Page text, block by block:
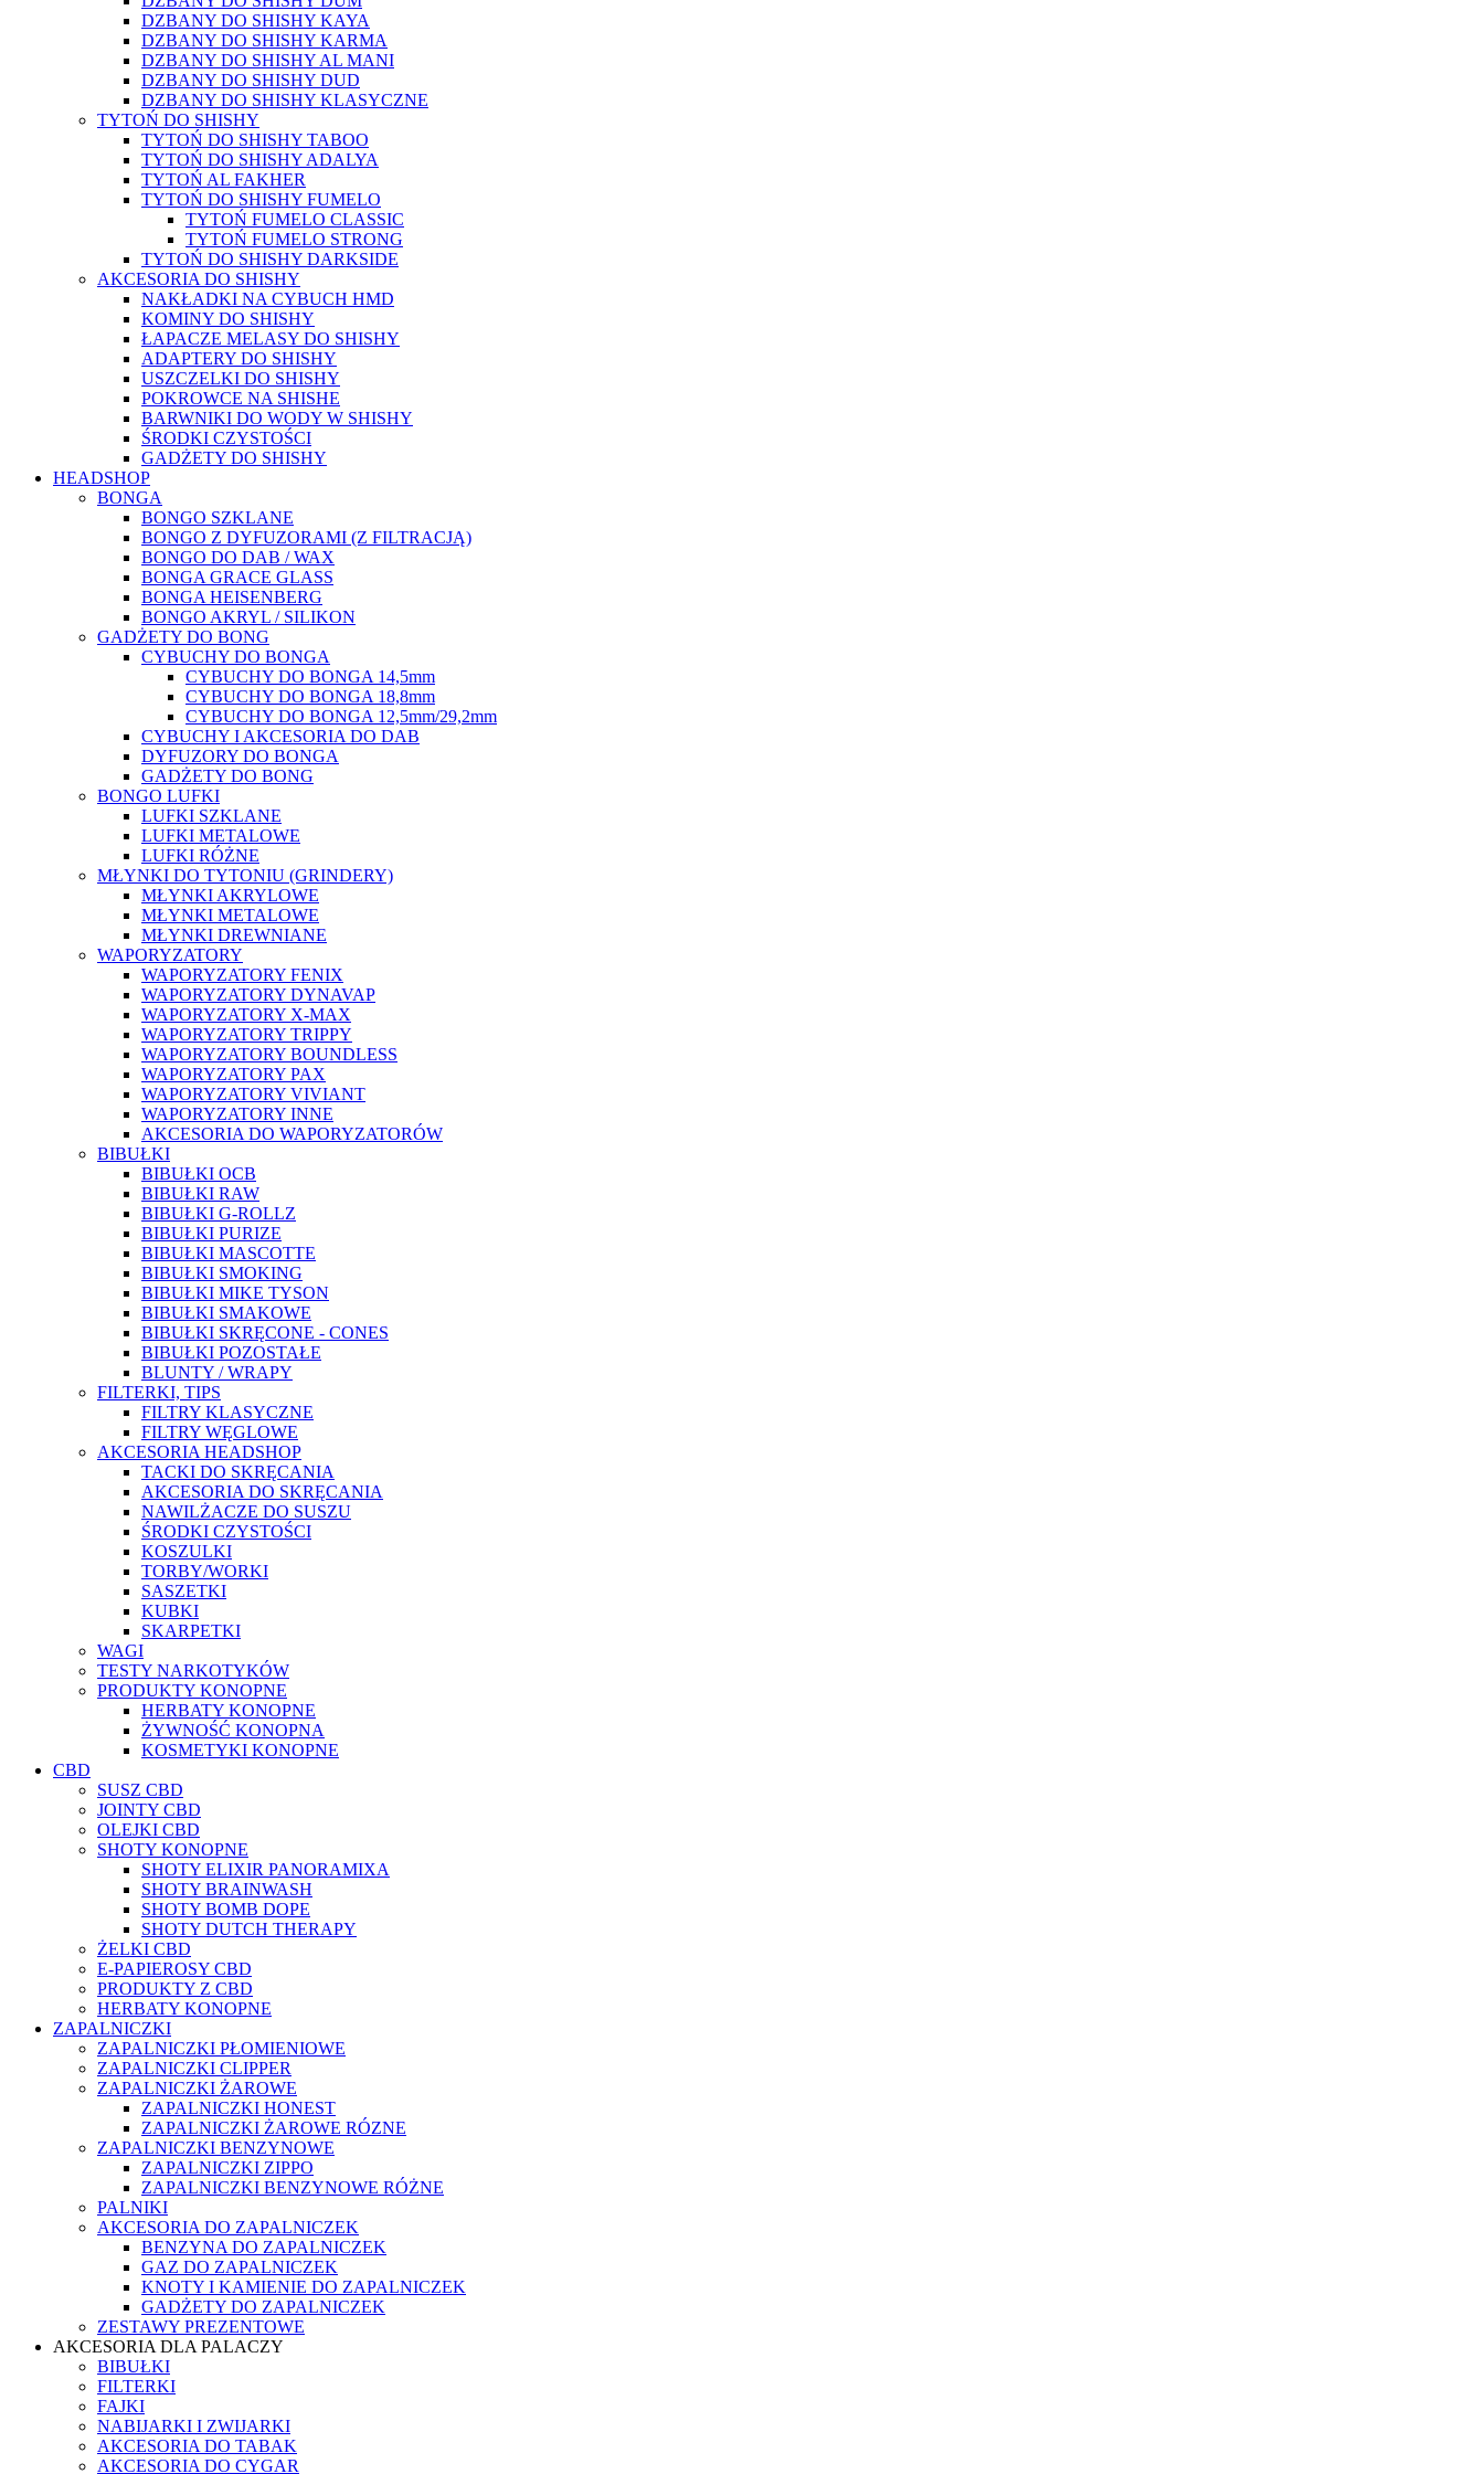
DZBANY DO SHISHY KAYA
DZBANY DO SHISHY KARMA
DZBANY DO SHISHY AL MANI
DZBANY DO SHISHY DUD
DZBANY DO SHISHY KLASYCZNE
TYTOŃ DO SHISHY
TYTOŃ DO SHISHY TABOO
TYTOŃ DO SHISHY ADALYA
TYTOŃ AL FAKHER
TYTOŃ DO SHISHY FUMELO
TYTOŃ FUMELO CLASSIC
TYTOŃ FUMELO STRONG
TYTOŃ DO SHISHY DARKSIDE
AKCESORIA DO SHISHY
NAKŁADKI NA CYBUCH HMD
KOMINY DO SHISHY
ŁAPACZE MELASY DO SHISHY
ADAPTERY DO SHISHY
USZCZELKI DO SHISHY
POKROWCE NA SHISHE
BARWNIKI DO WODY W SHISHY
ŚRODKI CZYSTOŚCI
GADŻETY DO SHISHY
HEADSHOP
BONGA
BONGO SZKLANE
BONGO Z DYFUZORAMI (Z FILTRACJĄ)
BONGO DO DAB / WAX
BONGA GRACE GLASS
BONGA HEISENBERG
BONGO AKRYL / SILIKON
GADŻETY DO BONG
CYBUCHY DO BONGA
CYBUCHY DO BONGA 14,5mm
CYBUCHY DO BONGA 18,8mm
CYBUCHY DO BONGA 12,5mm/29,2mm
CYBUCHY I AKCESORIA DO DAB
DYFUZORY DO BONGA
GADŻETY DO BONG
BONGO LUFKI
LUFKI SZKLANE
LUFKI METALOWE
LUFKI RÓŻNE
MŁYNKI DO TYTONIU (GRINDERY)
MŁYNKI AKRYLOWE
MŁYNKI METALOWE
MŁYNKI DREWNIANE
WAPORYZATORY
WAPORYZATORY FENIX
WAPORYZATORY DYNAVAP
WAPORYZATORY X-MAX
WAPORYZATORY TRIPPY
WAPORYZATORY BOUNDLESS
WAPORYZATORY PAX
WAPORYZATORY VIVIANT
WAPORYZATORY INNE
AKCESORIA DO WAPORYZATORÓW
BIBUŁKI
BIBUŁKI OCB
BIBUŁKI RAW
BIBUŁKI G-ROLLZ
BIBUŁKI PURIZE
BIBUŁKI MASCOTTE
BIBUŁKI SMOKING
BIBUŁKI MIKE TYSON
BIBUŁKI SMAKOWE
BIBUŁKI SKRĘCONE - CONES
BIBUŁKI POZOSTAŁE
BLUNTY / WRAPY
FILTERKI, TIPS
FILTRY KLASYCZNE
FILTRY WĘGLOWE
AKCESORIA HEADSHOP
TACKI DO SKRĘCANIA
AKCESORIA DO SKRĘCANIA
NAWILŻACZE DO SUSZU
ŚRODKI CZYSTOŚCI
KOSZULKI
TORBY/WORKI
SASZETKI
KUBKI
SKARPETKI
WAGI
TESTY NARKOTYKÓW
PRODUKTY KONOPNE
HERBATY KONOPNE
ŻYWNOŚĆ KONOPNA
KOSMETYKI KONOPNE
CBD
SUSZ CBD
JOINTY CBD
OLEJKI CBD
SHOTY KONOPNE
SHOTY ELIXIR PANORAMIXA
SHOTY BRAINWASH
SHOTY BOMB DOPE
SHOTY DUTCH THERAPY
ŻELKI CBD
E-PAPIEROSY CBD
PRODUKTY Z CBD
HERBATY KONOPNE
ZAPALNICZKI
ZAPALNICZKI PŁOMIENIOWE
ZAPALNICZKI CLIPPER
ZAPALNICZKI ŻAROWE
ZAPALNICZKI HONEST
ZAPALNICZKI ŻAROWE RÓZNE
ZAPALNICZKI BENZYNOWE
ZAPALNICZKI ZIPPO
ZAPALNICZKI BENZYNOWE RÓŻNE
PALNIKI
AKCESORIA DO ZAPALNICZEK
BENZYNA DO ZAPALNICZEK
GAZ DO ZAPALNICZEK
KNOTY I KAMIENIE DO ZAPALNICZEK
GADŻETY DO ZAPALNICZEK
ZESTAWY PREZENTOWE
AKCESORIA DLA PALACZY
BIBUŁKI
FILTERKI
FAJKI
NABIJARKI I ZWIJARKI
AKCESORIA DO TABAK
AKCESORIA DO CYGAR